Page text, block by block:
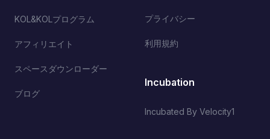
KOL&KOLプログラム
アフィリエイト
スペースダウンローダー
ブログ
プライバシー
利用規約
Incubation
Incubated By Velocity1